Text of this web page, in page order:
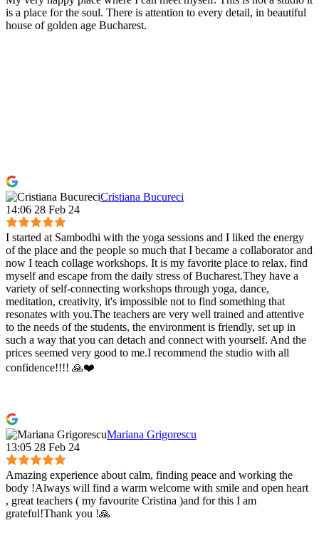
is a place for the soul. There is attention to every detail, in beautiful
house of golden age Bucharest.
Cristiana Bucureci
14:06 28 Feb 24
I started at Sambodhi with the yoga sessions and I liked the energy
of the place and the people so much that I became a collaborator and
now I teach collage workshops. It is my favorite place to relax, find
myself and escape from the daily stress of Bucharest.They have a
variety of self-connecting workshops through yoga, dance,
meditation, creativity, it's impossible not to find something that
resonates with you.The teachers are very well trained and attentive
to the needs of the students, the environment is friendly, set up in
such a way that you can detach and connect with yourself. And the
prices seemed very good to me.I recommend the studio with all
confidence!!!! 🙏❤️
Mariana Grigorescu
13:05 28 Feb 24
Amazing experience about calm, finding peace and working the
body !Always will find a warm welcome with smile and open heart
, great teachers ( my favourite Cristina )and for this I am
grateful!Thank you !🙏